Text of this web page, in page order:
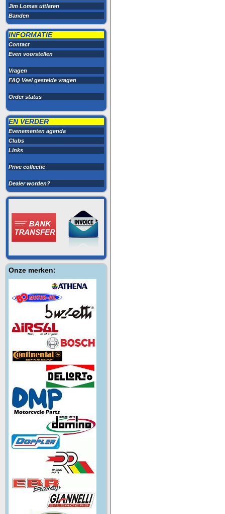
Jim Lomas uitlaten
Banden
INFORMATIE
Contact
Even voorstellen
Vragen
FAQ Veel gestelde vragen
Order status
EN VERDER
Evenementen agenda
Clubs
Links
Prive collectie
Dealer worden?
Onze merken: